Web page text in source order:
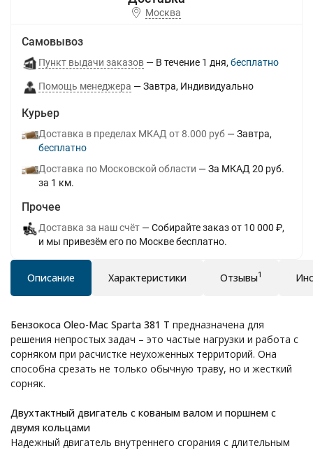
Москва
Самовывоз
Пункт выдачи заказов В течение 1 дня Бесплатно
Помощь менеджера Завтра Индивидуально
Курьер
Доставка в пределах МКАД от 8.000 руб
Завтра
Бесплатно
Доставка по Московской области
За МКАД 20 руб.
за 1 км.
Прочее
Доставка за наш счёт
Собирайте заказ от 10 000 ₽,
и мы привезём его по Москве бесплатно.
Описание Характеристики Отзывы1
Бензокоса Oleo-Mac Sparta 381 Т предназначена для
решения непростых задач – это частые нагрузки и работа с
сорняком при расчистке неухоженных территорий. Она
способна срезать не только обычную траву, но и жесткий
сорняк.
Двухтактный двигатель с кованым валом и поршнем с
двумя кольцами
Надежный двигатель внутреннего сгорания с длительным